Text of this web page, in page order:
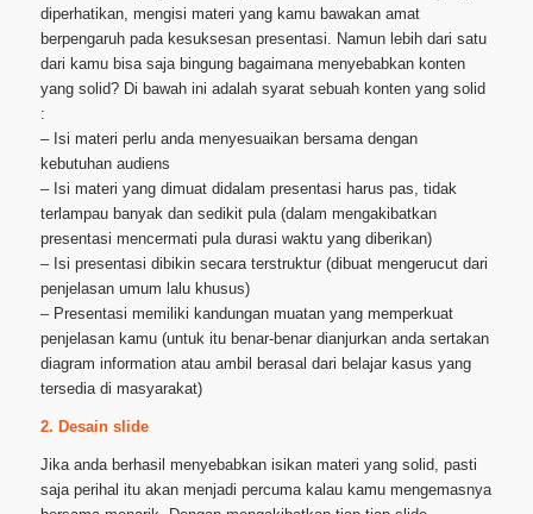
diperhatikan, mengisi materi yang kamu bawakan amat
berpengaruh pada kesuksesan presentasi. Namun lebih dari satu
dari kamu bisa saja bingung bagaimana menyebabkan konten
yang solid? Di bawah ini adalah syarat sebuah konten yang solid
:
– Isi materi perlu anda menyesuaikan bersama dengan
kebutuhan audiens
– Isi materi yang dimuat didalam presentasi harus pas, tidak
terlampau banyak dan sedikit pula (dalam mengakibatkan
presentasi mencermati pula durasi waktu yang diberikan)
– Isi presentasi dibikin secara terstruktur (dibuat mengerucut dari
penjelasan umum lalu khusus)
– Presentasi memiliki kandungan muatan yang memperkuat
penjelasan kamu (untuk itu benar-benar dianjurkan anda sertakan
diagram information atau ambil berasal dari belajar kasus yang
tersedia di masyarakat)
2. Desain slide
Jika anda berhasil menyebabkan isikan materi yang solid, pasti
saja perihal itu akan menjadi percuma kalau kamu mengemasnya